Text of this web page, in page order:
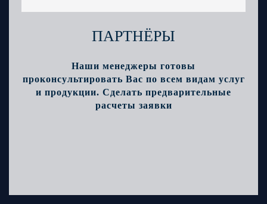
ПАРТНЁРЫ
Наши менеджеры готовы
проконсультировать Вас по всем видам услуг
и продукции. Сделать предварительные
расчеты заявки